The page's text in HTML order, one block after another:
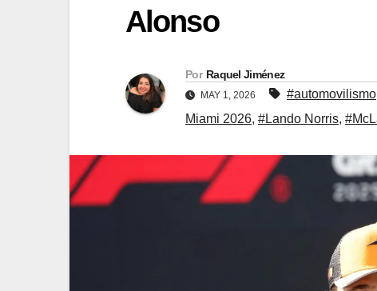
Alonso
Por Raquel Jiménez
MAY 1, 2026 #automovilismo
Miami 2026, #Lando Norris,